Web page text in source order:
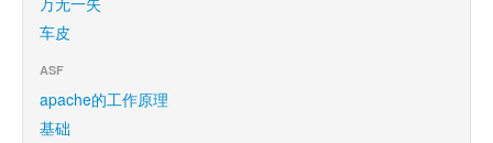
车皮
ASF
apache的工作原理
基础